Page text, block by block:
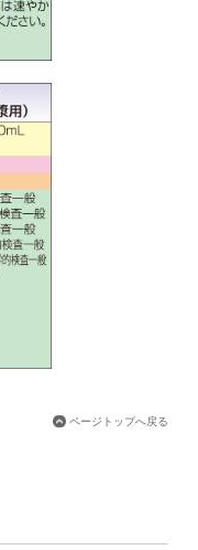
ページトップへ戻る